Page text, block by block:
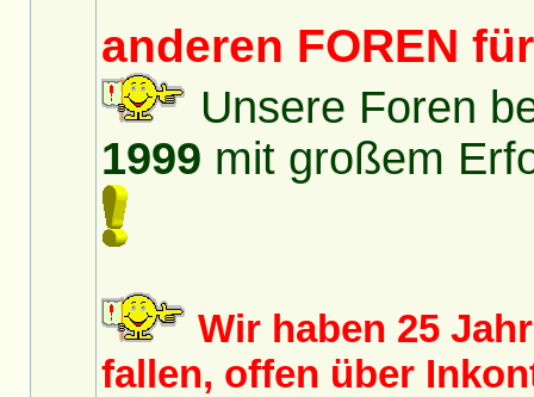
anderen FOREN
Unsere Foren
1999 mit großem
Wir haben 25
fallen, offen über